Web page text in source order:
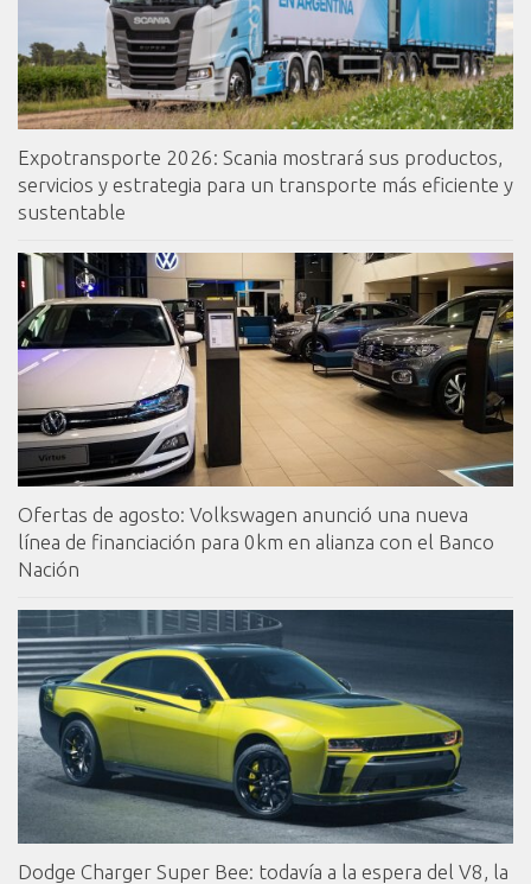
Expotransporte 2026: Scania mostrará sus productos,
servicios y estrategia para un transporte más eficiente y
sustentable
Ofertas de agosto: Volkswagen anunció una nueva
línea de financiación para 0km en alianza con el Banco
Nación
Dodge Charger Super Bee: todavía a la espera del V8, la